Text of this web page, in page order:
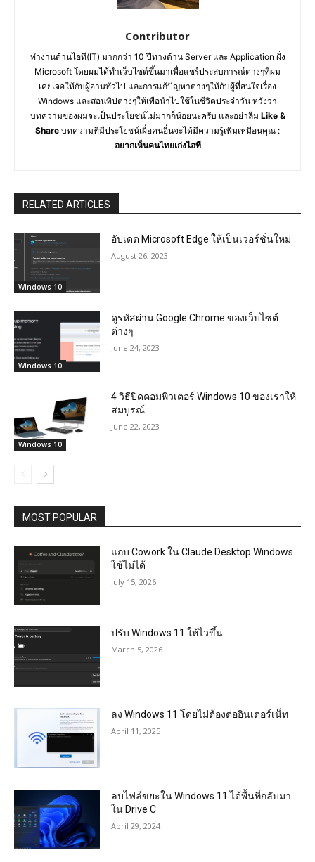
Contributor
ทำงานด้านไอที(IT) มากกว่า 10 ปีทางด้าน Server และ Application ฝั่ง
Microsoft โดยผมได้ทำเว็บไซต์ขึ้นมาเพื่อแชร์ประสบการณ์ต่างๆที่ผม
เคยเจอให้กับผู้อ่านทั่วไป และการแก้ปัญหาต่างๆให้กับผู้ที่สนใจเรื่อง
Windows และสอนทิปต่างๆให้เพื่อนำไปใช้ในชีวิตประจำวัน หวังว่า
บทความของผมจะเป็นประโยชน์ไม่มากก็น้อยนะครับ และอย่าลืม Like &
Share บทความที่มีประโยชน์เผื่อคนอื่นจะได้มีความรู้เพิ่มเหมือนคุณ :
อยากเห็นคนไทยเก่งไอที
RELATED ARTICLES
Windows 10
อัปเดต Microsoft Edge ให้เป็นเวอร์ชั่นใหม่
August 26, 2023
Windows 10
ดูรหัสผ่าน Google Chrome ของเว็บไซต์
ต่างๆ
June 24, 2023
Windows 10
4 วิธีปิดคอมพิวเตอร์ Windows 10 ของเราให้
สมบูรณ์
June 22, 2023
MOST POPULAR
แถบ Cowork ใน Claude Desktop Windows
ใช้ไม่ได้
July 15, 2026
ปรับ Windows 11 ให้ไวขึ้น
March 5, 2026
ลง Windows 11 โดยไม่ต้องต่ออินเตอร์เน็ท
April 11, 2025
ลบไฟล์ขยะใน Windows 11 ได้พื้นที่กลับมา
ใน Drive C
April 29, 2024